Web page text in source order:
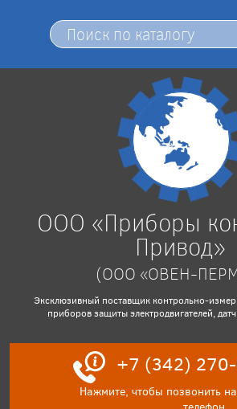
ООО «Приборы
Привод»
(ООО «ОВЕН-
Эксклюзивный поставщик контрольно-
приборов защиты электродвигателей,
+7 (342)
Нажмите, чтобы позвонить